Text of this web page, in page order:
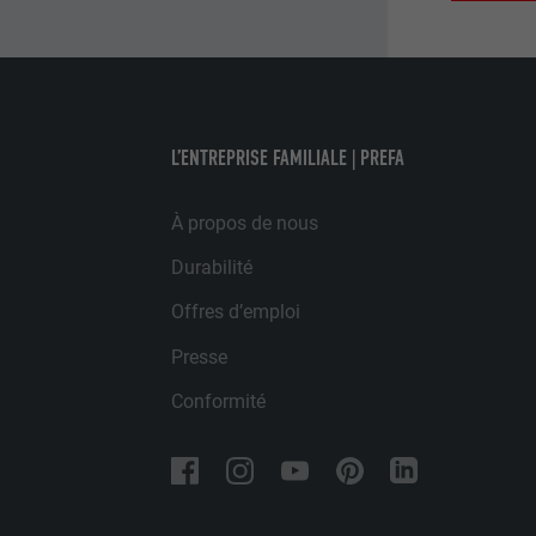
L’ENTREPRISE FAMILIALE | PREFA
À propos de nous
Durabilité
Offres d’emploi
Presse
Conformité